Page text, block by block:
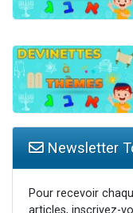
Newsletter
Pour recevoir